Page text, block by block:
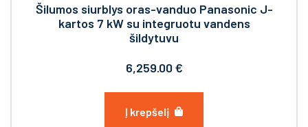
Šilumos siurblys oras-vanduo Panasonic J-
kartos 7 kW su integruotu vandens
šildytuvu
6,259.00€
Į krepšelį